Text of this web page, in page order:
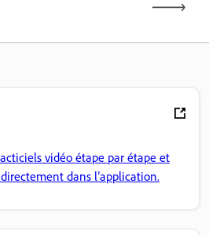
vidéo étape par étape et
dans l’application.